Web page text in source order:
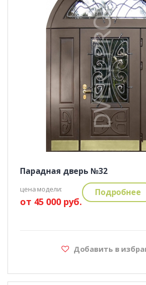
Парадная дверь №32
цена модели:
от 45 000 руб.
Подробнее
Добавить в